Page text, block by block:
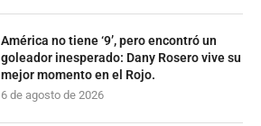
América no tiene ‘9’, pero encontró un
goleador inesperado: Dany Rosero vive su
mejor momento en el Rojo.
6 de agosto de 2026